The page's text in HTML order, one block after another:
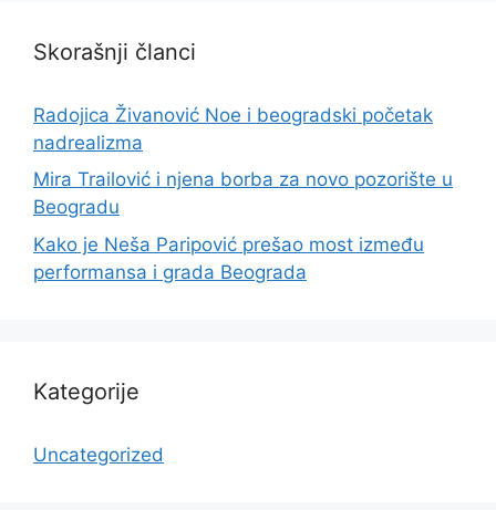
Skorašnji članci
Radojica Živanović Noe i beogradski početak
nadrealizma
Mira Trailović i njena borba za novo pozorište u
Beogradu
Kako je Neša Paripović prešao most između
performansa i grada Beograda
Kategorije
Uncategorized